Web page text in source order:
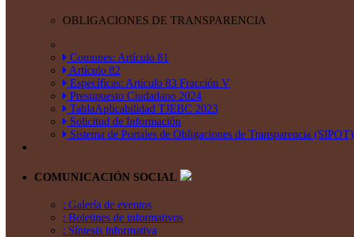
OBLIGACIONES DE TRANSPARENCIA
Comunes: Artículo 81
Artículo 82
Específicas: Artículo 83 Fracción V
Presupuesto Ciudadano 2024
TablaAplicabilidad TJEBC 2023
Solicitud de Información
Sistema de Portales de Obligaciones de Transparencia (SIPOT)
COMUNICACIÓN SOCIAL
: Galería de eventos
: Boletines de informativos
: Síntesis informativa